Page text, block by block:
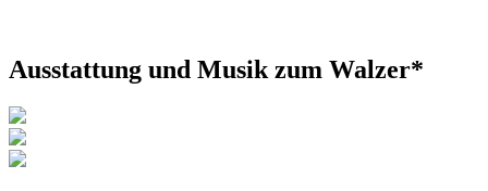
Ausstattung und Musik zum Walzer*